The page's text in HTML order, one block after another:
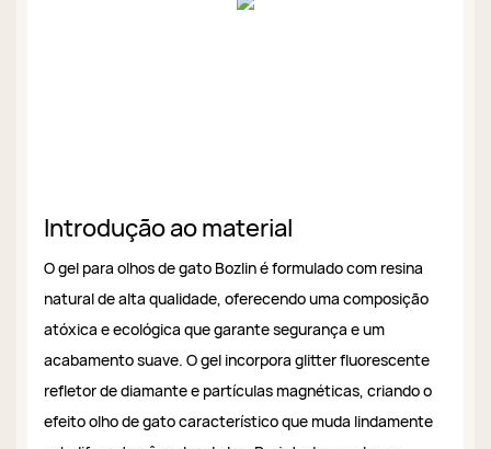
Introdução ao material
O gel para olhos de gato Bozlin é formulado com resina
natural de alta qualidade, oferecendo uma composição
atóxica e ecológica que garante segurança e um
acabamento suave. O gel incorpora glitter fluorescente
refletor de diamante e partículas magnéticas, criando o
efeito olho de gato característico que muda lindamente